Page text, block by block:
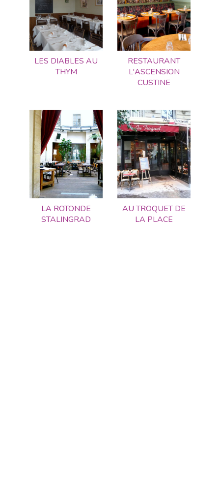
LES DIABLES AU
THYM
RESTAURANT
L'ASCENSION
CUSTINE
LA ROTONDE
STALINGRAD
AU TROQUET DE
LA PLACE